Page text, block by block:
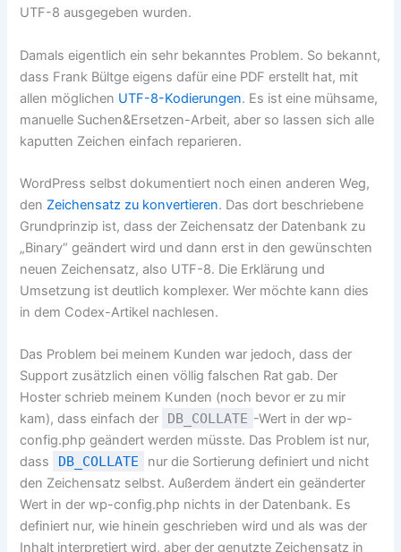
UTF-8 ausgegeben wurden.
Damals eigentlich ein sehr bekanntes Problem. So bekannt,
dass Frank Bültge eigens dafür eine PDF erstellt hat, mit
allen möglichen UTF-8-Kodierungen. Es ist eine mühsame,
manuelle Suchen&Ersetzen-Arbeit, aber so lassen sich alle
kaputten Zeichen einfach reparieren.
WordPress selbst dokumentiert noch einen anderen Weg,
den Zeichensatz zu konvertieren. Das dort beschriebene
Grundprinzip ist, dass der Zeichensatz der Datenbank zu
„Binary“ geändert wird und dann erst in den gewünschten
neuen Zeichensatz, also UTF-8. Die Erklärung und
Umsetzung ist deutlich komplexer. Wer möchte kann dies
in dem Codex-Artikel nachlesen.
Das Problem bei meinem Kunden war jedoch, dass der
Support zusätzlich einen völlig falschen Rat gab. Der
Hoster schrieb meinem Kunden (noch bevor er zu mir
kam), dass einfach der
DB_COLLATE -Wert in der wp-
config.php geändert werden müsste. Das Problem ist nur,
dass
DB_COLLATE
nur die Sortierung definiert und nicht
den Zeichensatz selbst. Außerdem ändert ein geänderter
Wert in der wp-config.php nichts in der Datenbank. Es
definiert nur, wie hinein geschrieben wird und als was der
Inhalt interpretiert wird, aber der genutzte Zeichensatz in